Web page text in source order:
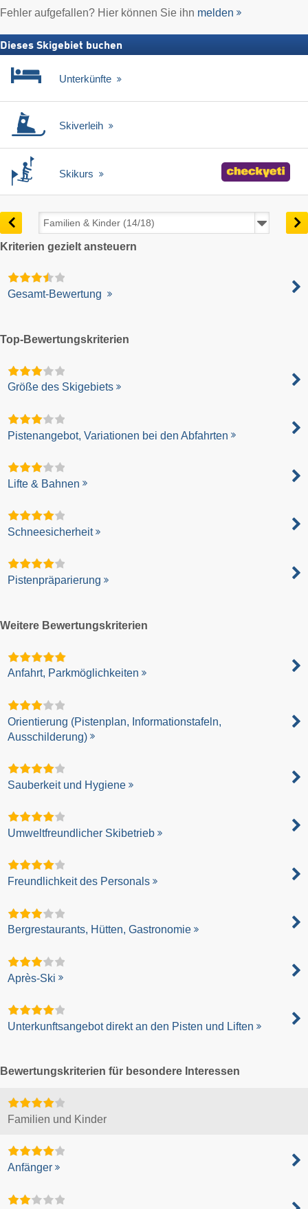
Fehler aufgefallen? Hier können Sie ihn melden
Dieses Skigebiet buchen
Unterkünfte
Skiverleih
Skikurs
Kriterien gezielt ansteuern
Gesamt-Bewertung
Top-Bewertungskriterien
Größe des Skigebiets
Pistenangebot, Variationen bei den Abfahrten
Lifte & Bahnen
Schneesicherheit
Pistenpräparierung
Weitere Bewertungskriterien
Anfahrt, Parkmöglichkeiten
Orientierung (Pistenplan, Informationstafeln,
Ausschilderung)
Sauberkeit und Hygiene
Umweltfreundlicher Skibetrieb
Freundlichkeit des Personals
Bergrestaurants, Hütten, Gastronomie
Après-Ski
Unterkunftsangebot direkt an den Pisten und Liften
Bewertungskriterien für besondere Interessen
Familien und Kinder
Anfänger